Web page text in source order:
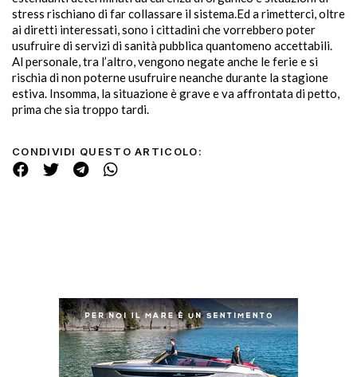
stress rischiano di far collassare il sistema.Ed a rimetterci, oltre
ai diretti interessati, sono i cittadini che vorrebbero poter
usufruire di servizi di sanità pubblica quantomeno accettabili.
Al personale, tra l’altro, vengono negate anche le ferie e si
rischia di non poterne usufruire neanche durante la stagione
estiva. Insomma, la situazione è grave e va affrontata di petto,
prima che sia troppo tardi.
CONDIVIDI QUESTO ARTICOLO: